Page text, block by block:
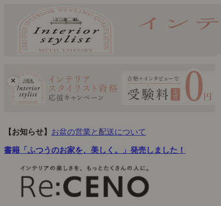
×
【お知らせ】 お盆の営業と配送について
書籍「ふつうのお家を、美しく。」発売しました！